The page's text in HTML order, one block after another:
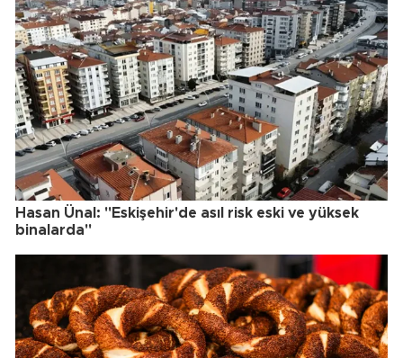
Hasan Ünal: "Eskişehir'de asıl risk eski ve yüksek
binalarda"